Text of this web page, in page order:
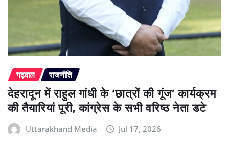
गढ़वाल राजनीति
देहरादून में राहुल गांधी के ‘छात्रों की गूंज’ कार्यक्रम
की तैयारियां पूरी, कांग्रेस के सभी वरिष्ठ नेता डटे
Uttarakhand Media Jul 17, 2026